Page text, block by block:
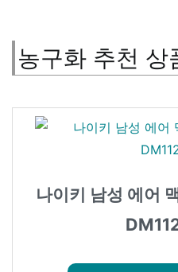
농구화 추천 상
나이키 남성 에어